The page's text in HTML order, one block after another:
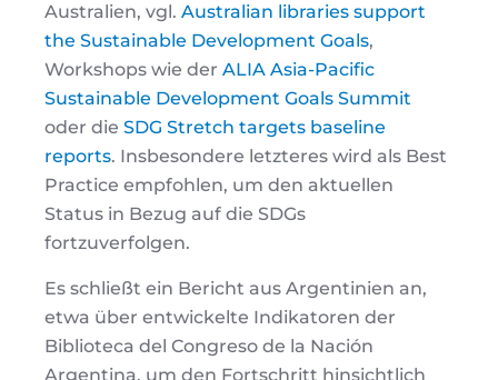
Australien, vgl. Australian libraries support
the Sustainable Development Goals,
Workshops wie der ALIA Asia-Pacific
Sustainable Development Goals Summit
oder die SDG Stretch targets baseline
reports. Insbesondere letzteres wird als Best
Practice empfohlen, um den aktuellen
Status in Bezug auf die SDGs
fortzuverfolgen.
Es schließt ein Bericht aus Argentinien an,
etwa über entwickelte Indikatoren der
Biblioteca del Congreso de la Nación
Argentina, um den Fortschritt hinsichtlich